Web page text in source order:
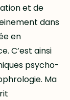
et de
dans
en
C’est ainsi
psycho-
Ma